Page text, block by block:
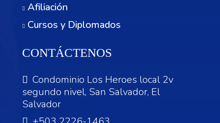
Afiliación
Cursos y Diplomados
CONTÁCTENOS
Condominio Los Heroes local 2v
segundo nivel, San Salvador, El
Salvador